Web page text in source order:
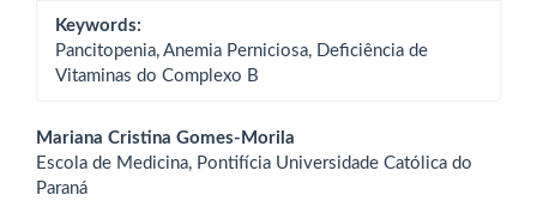
Keywords:
Pancitopenia, Anemia Perniciosa, Deficiência de
Vitaminas do Complexo B
Main
Article
Mariana Cristina Gomes-Morila
Escola de Medicina, Pontifícia Universidade Católica do
Paraná